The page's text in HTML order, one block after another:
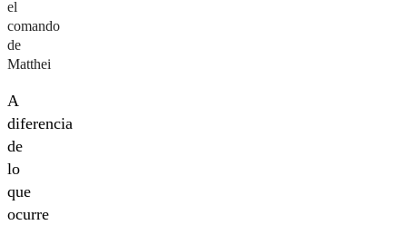
el
comando
de
Matthei
A
diferencia
de
lo
que
ocurre